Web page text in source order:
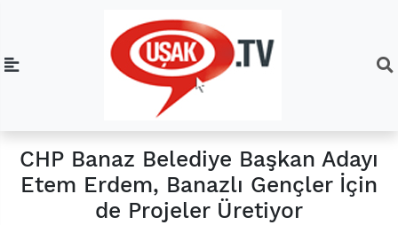
CHP Banaz Belediye Başkan Adayı
Etem Erdem, Banazlı Gençler İçin
de Projeler Üretiyor